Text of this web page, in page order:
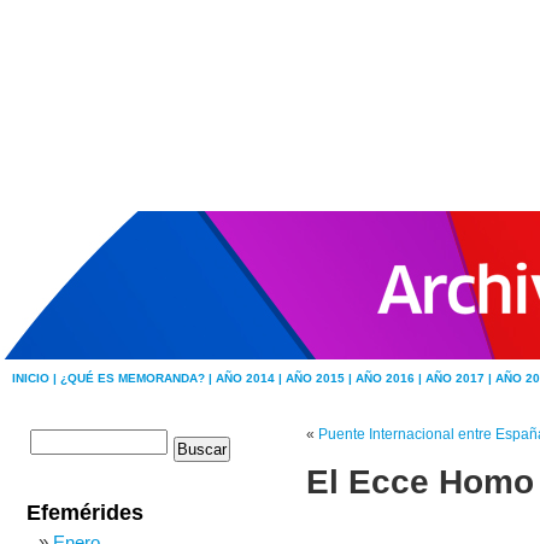
INICIO | ¿QUÉ ES MEMORANDA? | AÑO 2014 | AÑO 2015 | AÑO 2016 | AÑO 2017 | AÑO
« Puente Internacional entre
El Ecce
Efemérides